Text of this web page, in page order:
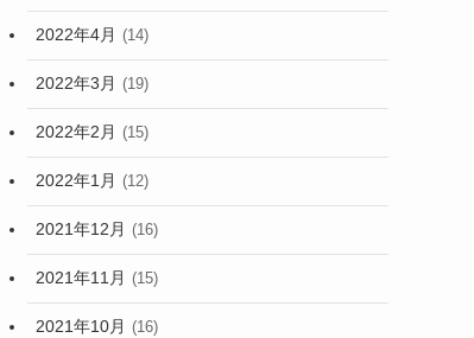
2022年4月 (14)
2022年3月 (19)
2022年2月 (15)
2022年1月 (12)
2021年12月 (16)
2021年11月 (15)
2021年10月 (16)